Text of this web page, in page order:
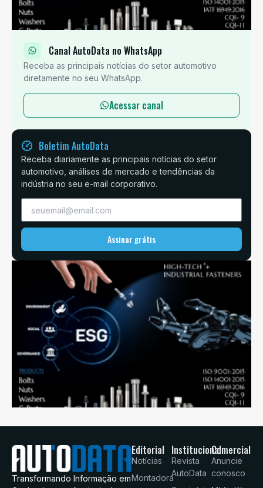
Canal AutoData no WhatsApp
Receba as principais notícias do setor automotivo
diretamente no seu WhatsApp.
Acessar canal
Boletim AutoData
Receba diariamente as principais notícias do setor
automotivo, análises de mercado e tendências da
indústria no seu e-mail corporativo.
Assinar grátis
Transformando Informação em
Editorial
Notícias
Montadora
Institucional
Revista
AutoData
Comercial
Anuncie
conosco